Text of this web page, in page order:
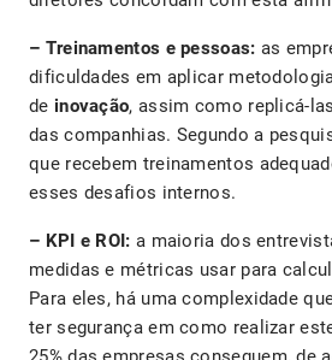
– Treinamentos e pessoas: as
dificuldades em aplicar
de inovação, assim como replicá-
das companhias. Segundo a
que recebem treinamentos
esses desafios internos.
– KPI e ROI: a maioria dos
medidas e métricas usar para
Para eles, há uma complexidade
ter segurança em como realizar